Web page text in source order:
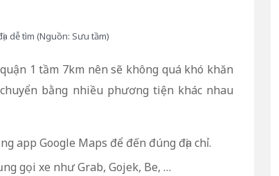
dễ tìm (Nguồn: Sưu tầm)
1 tầm 7km nên sẽ không quá khó khăn
bằng nhiều phương tiện khác nhau
app Google Maps để đến đúng địa chỉ.
gọi xe như Grab, Gojek, Be, …